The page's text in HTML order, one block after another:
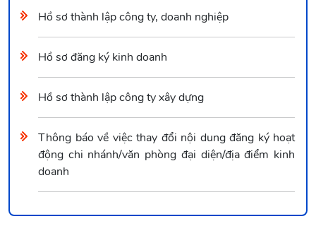
Hồ sơ thành lập công ty, doanh nghiệp
Hồ sơ đăng ký kinh doanh
Hồ sơ thành lập công ty xây dựng
Thông báo về việc thay đổi nội dung đăng ký hoạt
động chi nhánh/văn phòng đại diện/địa điểm kinh
doanh